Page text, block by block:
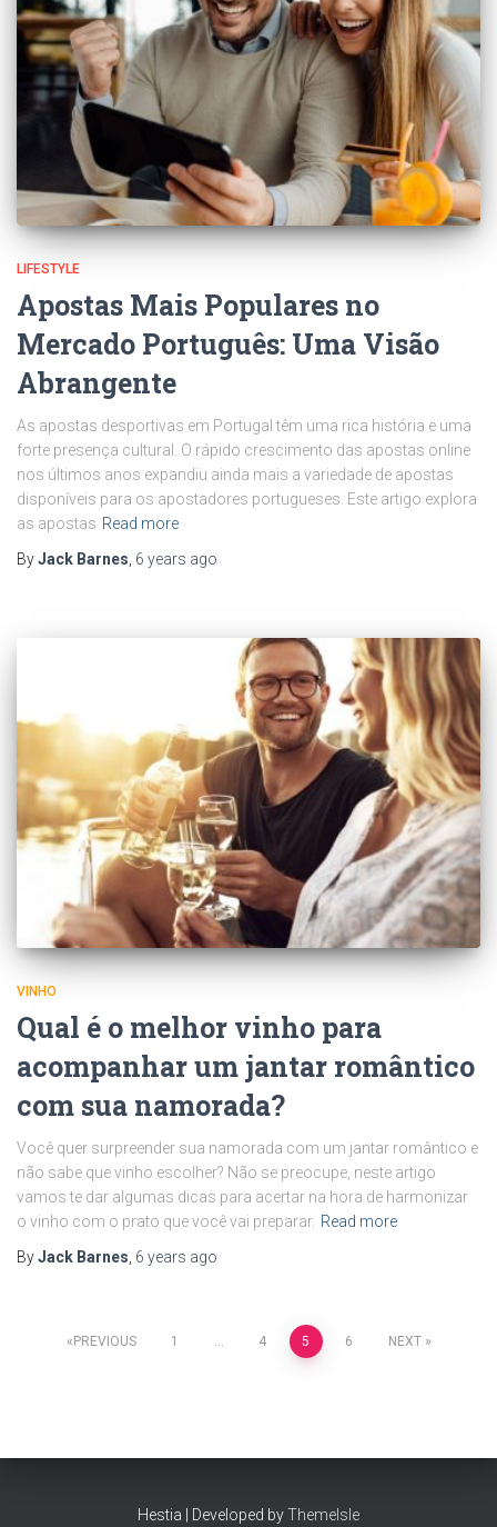
LIFESTYLE
Apostas Mais Populares no
Mercado Português: Uma Visão
Abrangente
As apostas desportivas em Portugal têm uma rica história e uma
forte presença cultural. O rápido crescimento das apostas online
nos últimos anos expandiu ainda mais a variedade de apostas
disponíveis para os apostadores portugueses. Este artigo explora
as apostas Read more
ByJack Barnes 6 years ago
VINHO
Qual é o melhor vinho para
acompanhar um jantar romântico
com sua namorada?
Você quer surpreender sua namorada com um jantar romântico e
não sabe que vinho escolher? Não se preocupe, neste artigo
vamos te dar algumas dicas para acertar na hora de harmonizar
o vinho com o prato que você vai preparar. Read more
ByJack Barnes 6 years ago
PostsPREVIOUS 1 4 5 6 NEXT
Hestia | Developed byThemeIsle